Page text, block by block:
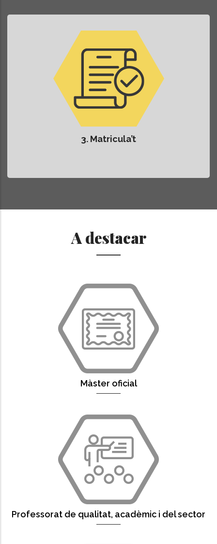
3. Matricula’t
A destacar
Màster oficial
Professorat de qualitat, acadèmic i del sector